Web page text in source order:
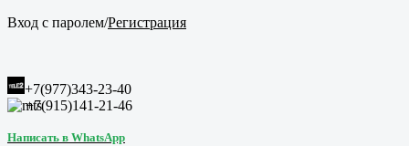
Вход с паролем/Регистрация
+7(977)343-23-40
+7(915)141-21-46
Написать в WhatsApp